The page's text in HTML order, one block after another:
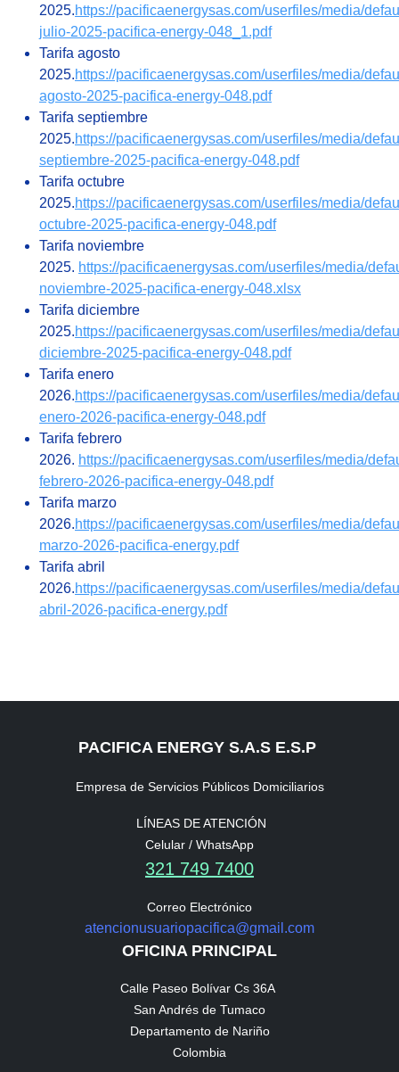
2025.https://pacificaenergysas.com/userfiles/media/
julio-2025-pacifica-energy-048_1.pdf
Tarifa agosto
2025.https://pacificaenergysas.com/userfiles/media/
agosto-2025-pacifica-energy-048.pdf
Tarifa septiembre
2025.https://pacificaenergysas.com/userfiles/media/
septiembre-2025-pacifica-energy-048.pdf
Tarifa octubre
2025.https://pacificaenergysas.com/userfiles/media/
octubre-2025-pacifica-energy-048.pdf
Tarifa noviembre
2025. https://pacificaenergysas.com/userfiles/media/
noviembre-2025-pacifica-energy-048.xlsx
Tarifa diciembre
2025.https://pacificaenergysas.com/userfiles/media/
diciembre-2025-pacifica-energy-048.pdf​​
Tarifa enero
2026.https://pacificaenergysas.com/userfiles/media/
enero-2026-pacifica-energy-048.pdf
Tarifa febrero
2026. https://pacificaenergysas.com/userfiles/media/
febrero-2026-pacifica-energy-048.pdf
Tarifa marzo
2026.https://pacificaenergysas.com/userfiles/media/
marzo-2026-pacifica-energy.pdf
Tarifa abril
2026.https://pacificaenergysas.com/userfiles/media/
abril-2026-pacifica-energy.pdf
PACIFICA ENERGY S.A.S E.S.P
Empresa de Servicios Públicos Domiciliarios
LÍNEAS DE ATENCIÓN
Celular / WhatsApp
321 749 7400
Correo Electrónico
atencionusuariopacifica@gmail.com
OFICINA PRINCIPAL
Calle Paseo Bolívar Cs 36A
San Andrés de Tumaco
Departamento de Nariño
Colombia